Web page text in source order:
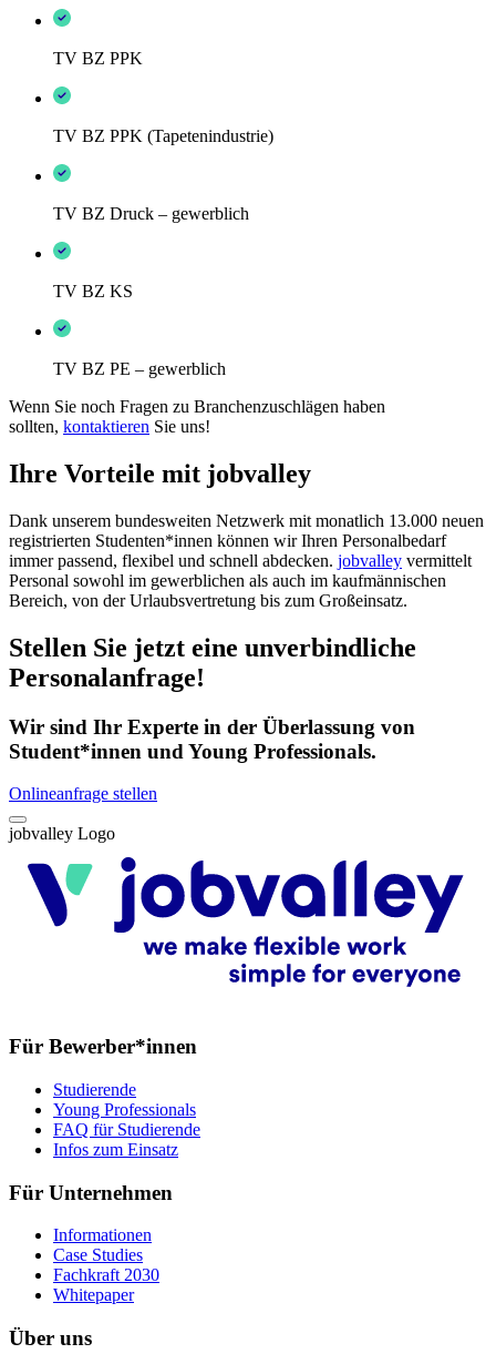
TV BZ PPK
TV BZ PPK (Tapetenindustrie)
TV BZ Druck – gewerblich
TV BZ KS
TV BZ PE – gewerblich
Wenn Sie noch Fragen zu Branchenzuschlägen haben
sollten, kontaktieren Sie uns!
Ihre Vorteile mit jobvalley
Dank unserem bundesweiten Netzwerk mit monatlich 13.000 neuen
registrierten Studenten*innen können wir Ihren Personalbedarf
immer passend, flexibel und schnell abdecken. jobvalley vermittelt
Personal sowohl im gewerblichen als auch im kaufmännischen
Bereich, von der Urlaubsvertretung bis zum Großeinsatz.
Stellen Sie jetzt eine unverbindliche
Personalanfrage!
Wir sind Ihr Experte in der Überlassung von
Student*innen und Young Professionals.
Onlineanfrage stellen
jobvalley Logo
Für Bewerber*innen
Studierende
Young Professionals
FAQ für Studierende
Infos zum Einsatz
Für Unternehmen
Informationen
Case Studies
Fachkraft 2030
Whitepaper
Über uns